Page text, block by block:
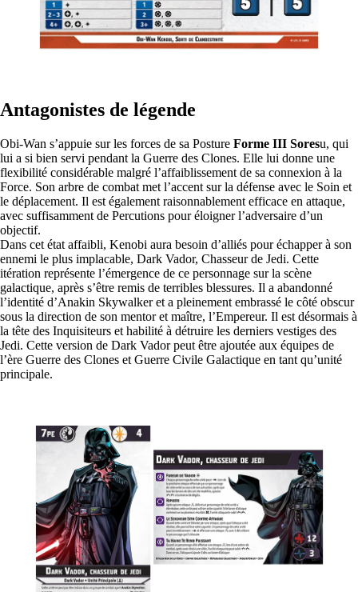
Antagonistes de légende
Obi-Wan s’appuie sur les forces de sa Posture Forme III Soresu, qui
lui a si bien servi pendant la Guerre des Clones. Elle lui donne une
flexibilité considérable malgré l’affaiblissement de sa connexion à la
Force. Son arbre de combat met l’accent sur la défense avec le Soin et
le déplacement. Il est également raisonnablement efficace en attaque,
avec suffisamment de Percutions pour éloigner l’adversaire d’un
objectif.
Dans cet état affaibli, Kenobi aura besoin d’alliés pour échapper à son
ennemi le plus implacable, Dark Vador, Chasseur de Jedi. Cette
itération représente l’émergence de ce personnage sur la scène
galactique, après s’être remis de terribles blessures. Il a abandonné
l’identité d’Anakin Skywalker et a pleinement embrassé le côté obscur
sous la direction de son mentor et maître, l’Empereur. Il est désormais à
la tête des Inquisiteurs et habilité à détruire les derniers vestiges des
Jedi. Cette version de Dark Vador peut être ajoutée aux équipes de
l’ère Guerre des Clones et Guerre Civile Galactique en tant qu’unité
principale.